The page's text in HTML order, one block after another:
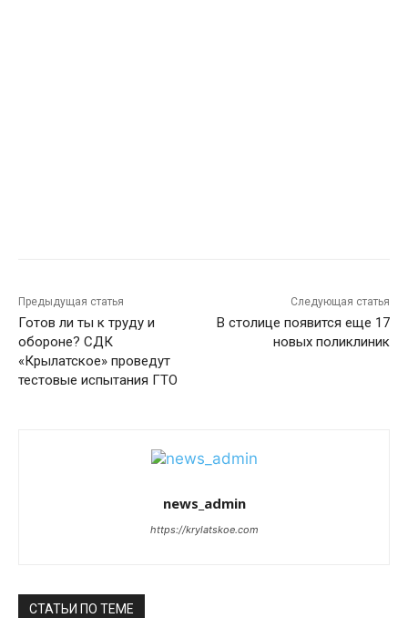
Предыдущая статья
Готов ли ты к труду и
обороне? СДК
«Крылатское» проведут
тестовые испытания ГТО
Следующая статья
В столице появится еще 17
новых поликлиник
news_admin
https://krylatskoe.com
СТАТЬИ ПО ТЕМЕ